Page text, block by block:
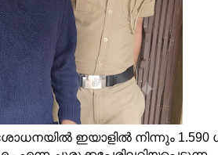
ഇയാളിൽ നിന്നും 1.590